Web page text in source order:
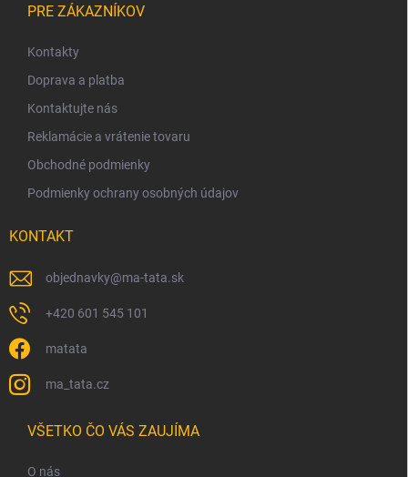
PRE ZÁKAZNÍKOV
Kontakty
Doprava a platba
Kontaktujte nás
Reklamácie a vrátenie tovaru
Obchodné podmienky
Podmienky ochrany osobných údajov
KONTAKT
objednavky@ma-tata.sk
+420 601 545 101
matata
ma_tata.cz
VŠETKO ČO VÁS ZAUJÍMA
O nás